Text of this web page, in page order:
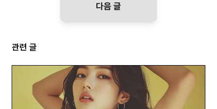
다음 글
관련 글